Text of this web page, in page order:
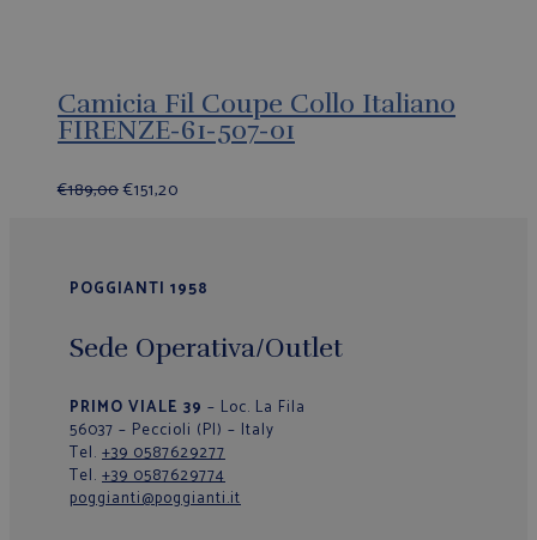
Camicia Fil Coupe Collo Italiano
FIRENZE-61-507-01
€189,00€151,20
POGGIANTI 1958
Sede Operativa/Outlet
PRIMO VIALE 39 – Loc. La Fila
56037 – Peccioli (PI) – Italy
Tel. +39 0587629277
Tel. +39 0587629774
poggianti@poggianti.it